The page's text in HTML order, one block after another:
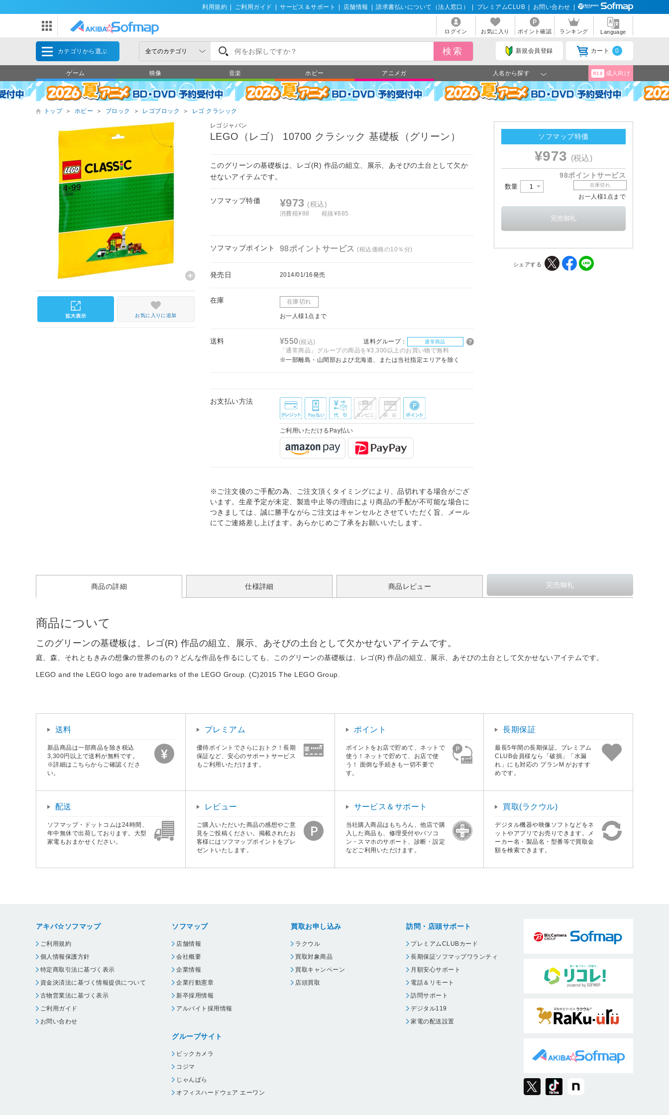
利用規約 ご利用ガイド サービス＆サポート 店舗情報 請求書払いについて（法人窓口） プレミアムCLUB お問い合わせ
ログイン お気に入り ポイント確認 ランキング Language
カテゴリから選ぶ 新規会員登録 カート 0
ゲーム 映像 音楽 ホビー アニメガ 人名から探す R18 成人向け
トップ ＞ ホビー ＞ ブロック ＞ レゴブロック ＞ レゴ クラシック
レゴジャパン
LEGO（レゴ） 10700 クラシック 基礎板（グリーン）
このグリーンの基礎板は、レゴ(R) 作品の組立、展示、あそびの土台として欠か
せないアイテムです。
ソフマップ特価 ¥973 (税込)
消費税¥88 税抜¥885
ソフマップポイント 98ポイントサービス(税込価格の10％分)
発売日 2014/01/16発売
在庫 在庫切れ
お一人様1点まで
送料 ¥550(税込) 送料グループ： 通常商品
「通常商品」グループの商品を¥3,300以上のお買い物で無料
※一部離島・山間部および北海道、または当社指定エリアを除く
お支払い方法
ご利用いただけるPay払い
※ご注文後のご手配の為、ご注文頂くタイミングにより、品切れする場合がござ
います。生産予定が未定、製造中止等の理由により商品の手配が不可能な場合に
つきましては、誠に勝手ながらご注文はキャンセルとさせていただく旨、メール
にてご連絡差し上げます。あらかじめご了承をお願いいたします。
お気に入りに追加
ソフマップ特価
¥973 (税込)
98ポイントサービス
数量 在庫切れ
お一人様1点まで
シェアする
商品の詳細 仕様詳細 商品レビュー
商品について
このグリーンの基礎板は、レゴ(R) 作品の組立、展示、あそびの土台として欠かせないアイテムです。
庭、森、それともきみの想像の世界のもの？どんな作品を作るにしても、このグリーンの基礎板は、レゴ(R) 作品の組立、展示、あそびの土台として欠かせないアイテムです。
LEGO and the LEGO logo are trademarks of the LEGO Group. (C)2015 The LEGO Group.
送料
新品商品は一部商品を除き税込
3,300円以上で送料が無料です。
※詳細はこちらからご確認くださ
い。
プレミアム
優待ポイントでさらにおトク！長期
保証など、安心のサポートサービス
もご利用いただけます。
ポイント
ポイントをお店で貯めて、ネットで
使う！ネットで貯めて、お店で使
う！ 面倒な手続きも一切不要で
す。
長期保証
最長5年間の長期保証。プレミアム
CLUB会員様なら「破損」「水漏
れ」にも対応の プランM がおすす
めです。
配送
ソフマップ・ドットコムは24時間、
年中無休で出荷しております。大型
家電もおまかせください。
レビュー
ご購入いただいた商品の感想やご意
見をご投稿ください。掲載されたお
客様にはソフマップポイントをプレ
ゼントいたします。
サービス＆サポート
当社購入商品はもちろん、他店で購
入した商品も、修理受付やパソコ
ン・スマホのサポート、診断・設定
などご利用いただけます。
買取(ラクウル)
デジタル機器や映像ソフトなどをネ
ットやアプリでお売りできます。メ
ーカー名・製品名・型番等で買取金
額を検索できます。
アキバ☆ソフマップ
ご利用規約
個人情報保護方針
特定商取引法に基づく表示
資金決済法に基づく情報提供について
古物営業法に基づく表示
ご利用ガイド
お問い合わせ
ソフマップ
店舗情報
会社概要
企業情報
企業行動憲章
新卒採用情報
アルバイト採用情報
グループサイト
ビックカメラ
コジマ
じゃんぱら
オフィスハードウェア エーワン
買取お申し込み
ラクウル
買取対象商品
買取キャンペーン
店頭買取
訪問・店頭サポート
プレミアムCLUBカード
長期保証ソフマップワランティ
月額安心サポート
電話＆リモート
訪問サポート
デジタル119
家電の配送設置